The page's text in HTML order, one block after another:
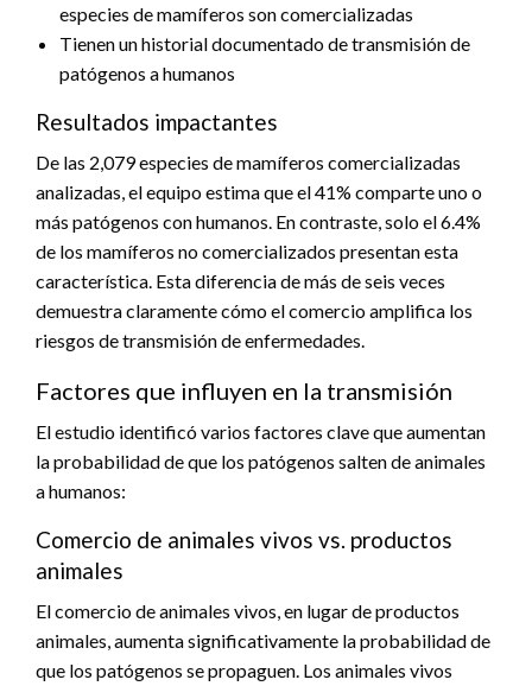
especies de mamíferos son comercializadas
Tienen un historial documentado de transmisión de
patógenos a humanos
Resultados impactantes
De las 2,079 especies de mamíferos comercializadas
analizadas, el equipo estima que el 41% comparte uno o
más patógenos con humanos. En contraste, solo el 6.4%
de los mamíferos no comercializados presentan esta
característica. Esta diferencia de más de seis veces
demuestra claramente cómo el comercio amplifica los
riesgos de transmisión de enfermedades.
Factores que influyen en la transmisión
El estudio identificó varios factores clave que aumentan
la probabilidad de que los patógenos salten de animales
a humanos:
Comercio de animales vivos vs. productos
animales
El comercio de animales vivos, en lugar de productos
animales, aumenta significativamente la probabilidad de
que los patógenos se propaguen. Los animales vivos